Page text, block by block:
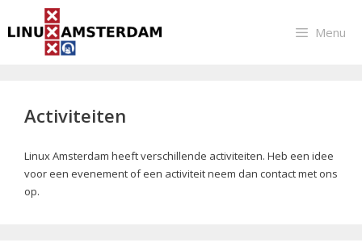
naar
Menu
Activiteiten
Linux Amsterdam heeft verschillende activiteiten. Heb een idee
voor een evenement of een activiteit neem dan contact met ons
op.